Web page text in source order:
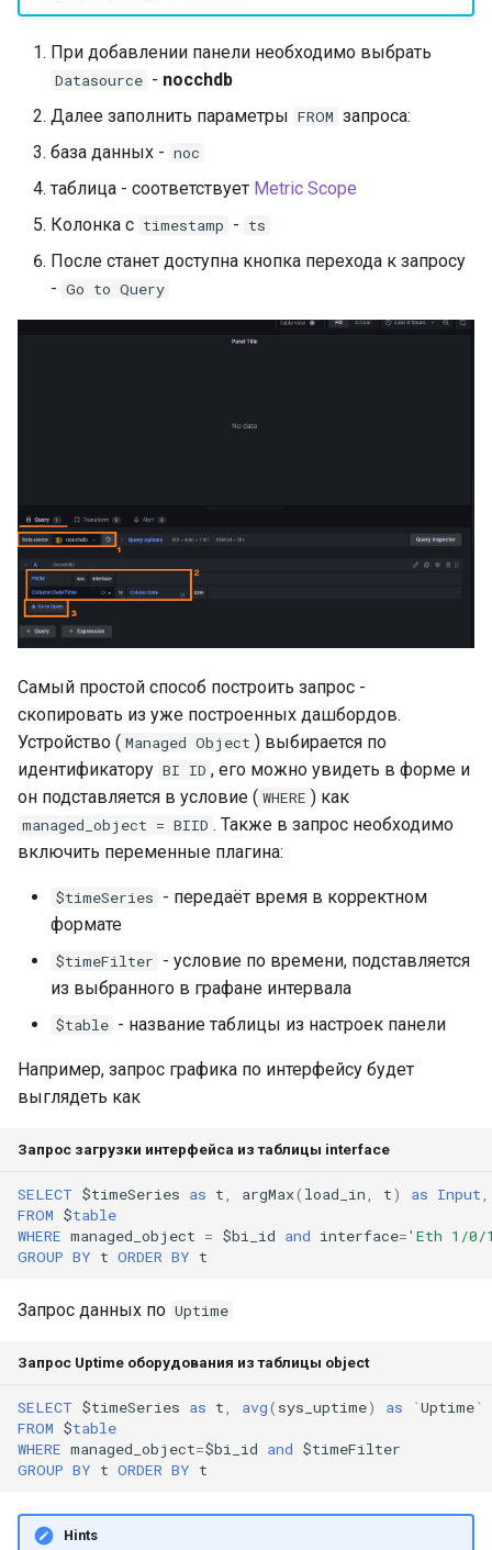
При добавлении панели необходимо выбрать
Datasource - nocchdb
Далее заполнить параметры FROM запроса:
база данных - noc
таблица - соответствует Metric Scope
Колонка с timestamp - ts
После станет доступна кнопка перехода к запросу
- Go to Query
Самый простой способ построить запрос -
скопировать из уже построенных дашбордов.
Устройство ( Managed Object ) выбирается по
идентификатору BI ID , его можно увидеть в форме и
он подставляется в условие ( WHERE ) как
managed_object = BIID . Также в запрос необходимо
включить переменные плагина:
$timeSeries - передаёт время в корректном
формате
$timeFilter - условие по времени, подставляется
из выбранного в графане интервала
$table - название таблицы из настроек панели
Например, запрос графика по интерфейсу будет
выглядеть как
Запрос загрузки интерфейса из таблицы interface
SELECT $timeSeries as t, argMax( load_in, t) as Input,
FROM $table
WHERE managed_object = $bi_id and interface='Eth 1/0/
GROUP BY t ORDER BY t
Запрос данных по Uptime
Запрос Uptime оборудования из таблицы object
SELECT $timeSeries as t, avg( sys_uptime) as `Uptime`
FROM $table
WHERE managed_object=$bi_id and $timeFilter
GROUP BY t ORDER BY t
Hints